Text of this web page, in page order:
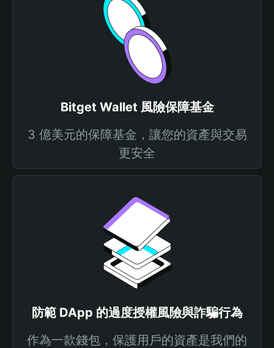
Bitget Wallet 風險保障基金
3 億美元的保障基金，讓您的資產與交易
更安全
防範 DApp 的過度授權風險與詐騙行為
作為一款錢包，保護用戶的資產是我們的